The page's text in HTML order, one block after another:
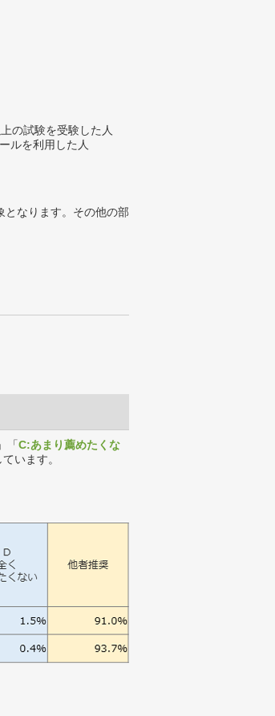
の試験を受験した人
ルを利用した人
なります。その他の部
」「C:あまり薦めたくな
います。